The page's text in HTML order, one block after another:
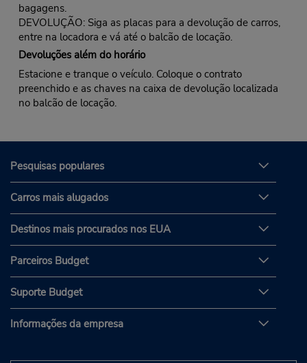
bagagens.
DEVOLUÇÃO: Siga as placas para a devolução de carros,
entre na locadora e vá até o balcão de locação.
Devoluções além do horário
Estacione e tranque o veículo. Coloque o contrato
preenchido e as chaves na caixa de devolução localizada
no balcão de locação.
Pesquisas populares
Carros mais alugados
Destinos mais procurados nos EUA
Parceiros Budget
Suporte Budget
Informações da empresa